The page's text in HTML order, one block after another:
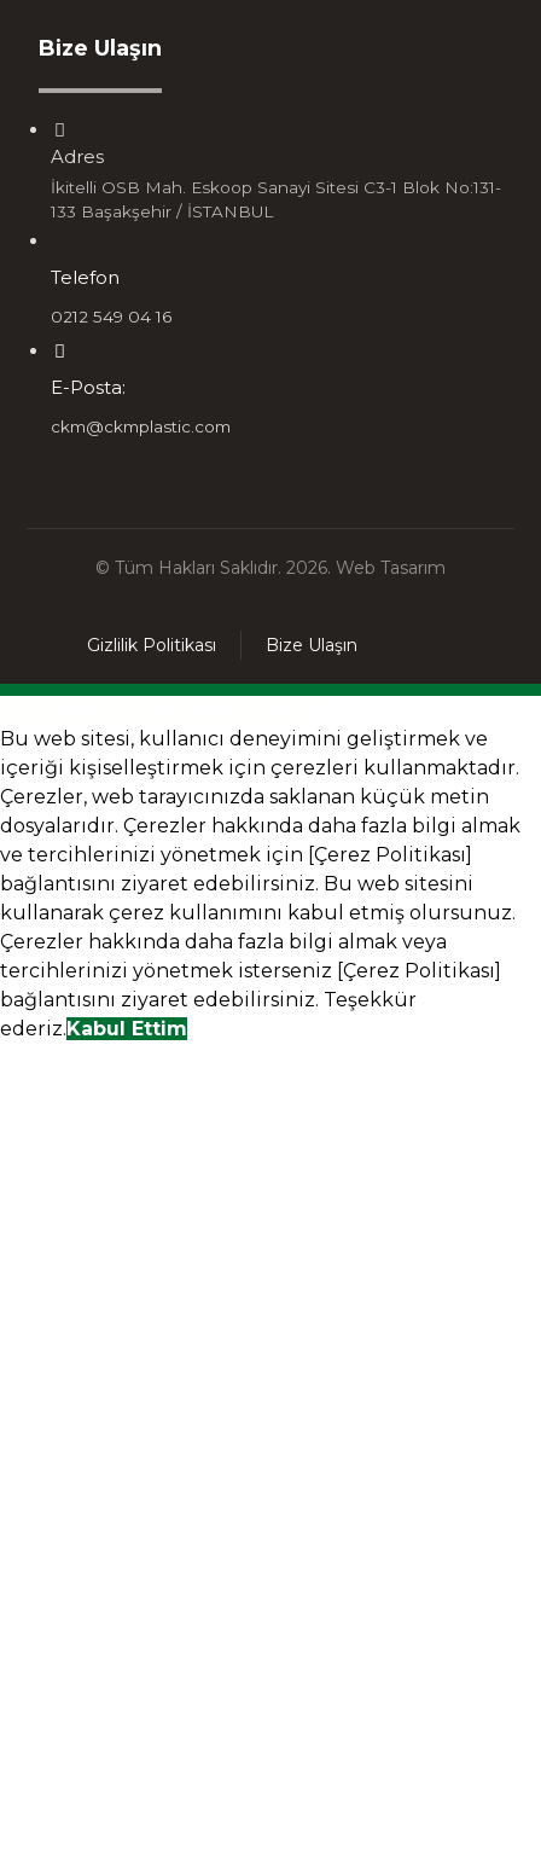
Bize Ulaşın
Adres
İkitelli OSB Mah. Eskoop Sanayi Sitesi C3-1 Blok No:131-
133 Başakşehir / İSTANBUL
Telefon
0212 549 04 16
E-Posta:
ckm@ckmplastic.com
© Tüm Hakları Saklıdır. 2026. Web Tasarım
Bize Ulaşın
Gizlilik Politikası
Bu web sitesi, kullanıcı deneyimini geliştirmek ve
içeriği kişiselleştirmek için çerezleri kullanmaktadır.
Çerezler, web tarayıcınızda saklanan küçük metin
dosyalarıdır. Çerezler hakkında daha fazla bilgi almak
ve tercihlerinizi yönetmek için [Çerez Politikası]
bağlantısını ziyaret edebilirsiniz. Bu web sitesini
kullanarak çerez kullanımını kabul etmiş olursunuz.
Çerezler hakkında daha fazla bilgi almak veya
tercihlerinizi yönetmek isterseniz [Çerez Politikası]
bağlantısını ziyaret edebilirsiniz. Teşekkür
ederiz.Kabul Ettim